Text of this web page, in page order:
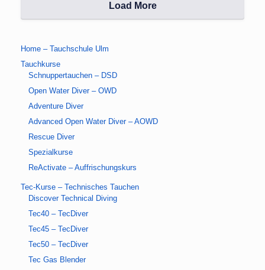
Load More
Home – Tauchschule Ulm
Tauchkurse
Schnuppertauchen – DSD
Open Water Diver – OWD
Adventure Diver
Advanced Open Water Diver – AOWD
Rescue Diver
Spezialkurse
ReActivate – Auffrischungskurs
Tec-Kurse – Technisches Tauchen
Discover Technical Diving
Tec40 – TecDiver
Tec45 – TecDiver
Tec50 – TecDiver
Tec Gas Blender